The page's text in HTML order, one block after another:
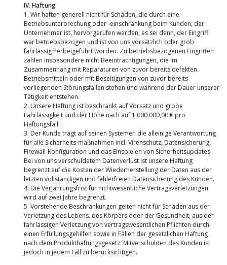
IV. Haftung
1. Wir haften generell nicht für Schäden, die durch eine
Betriebsunterbrechung oder -einschränkung beim Kunden, der
Unternehmer ist, hervorgerufen werden, es sei denn, der Eingriff
war betriebsbezogen und ist von uns vorsätzlich oder grob
fahrlässig herbeigeführt worden. Zu betriebsbezogenen Eingriffen
zählen insbesondere nicht Beeinträchtigungen, die im
Zusammenhang mit Reparaturen von zuvor bereits defekten
Betriebsmitteln oder mit Beseitigungen von zuvor bereits
vorliegenden Störungsfällen stehen und während der Dauer unserer
Tätigkeit entstehen.
2. Unsere Haftung ist beschränkt auf Vorsatz und grobe
Fahrlässigkeit und der Höhe nach auf 1.000.000,00 € pro
Haftungsfall.
3. Der Kunde trägt auf seinen Systemen die alleinige Verantwortung
für alle Sicherheits-maßnahmen incl. Virenschutz, Datensicherung,
Firewall-Konfiguration und das Einspielen von Sicherheitsupdates.
Bei von uns verschuldetem Datenverlust ist unsere Haftung
begrenzt auf die Kosten der Wiederherstellung der Daten aus der
letzten vollständigen und fehlerfreien Datensicherung des Kunden.
4. Die Verjährungsfrist für nichtwesentliche Vertragsverletzungen
wird auf zwei Jahre begrenzt.
5. Vorstehende Beschränkungen gelten nicht für Schäden aus der
Verletzung des Lebens, des Körpers oder der Gesundheit, aus der
fahrlässigen Verletzung von vertragswesentlichen Pflichten durch
einen Erfüllungsgehilfen sowie in Fällen der gesetzlichen Haftung
nach dem Produkthaftungsgesetz. Mitverschulden des Kunden ist
jedoch in jedem Fall zu berücksichtigen.